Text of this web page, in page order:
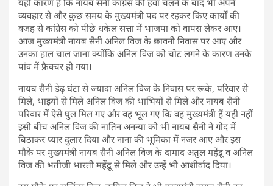
व्यवहार से और कुछ समय के मुख्यमंत्री पद पर रहकर किए कार्याें की
वजह से कांग्रेस को पीछे धकेल सत्ता में भाजपा को वापस लेकर आए।
आज मुख्यमंत्री नायब सैनी अनिल विज के छावनी निवास पर आए और
उनका हाल चाल जाना क्योंकि अनिल विज को चोट लगने के कारण उनके
पांव में फ्रैक्चर हो गया।
नायब सैनी डेढ़ घंटा से ज्यादा अनिल विज के निवास पर रूके, परिवार से
मिले, भाइयों से मिले अनिल विज की भाभियों से मिले और नायब सैनी
परिवार में ऐसे घुल मिल गए और वह भूल गए कि वह मुख्यमंत्री हैं यही नहीं
इसी बीच अनिल विज की नातिन अनन्या को भी नायब सैनी ने गोद में
बिठाकर प्यार दुलार दिया और नाना की भूमिका में नजर आए और इस
मौके पर मुख्यमंत्री नायब सैनी अनिल विज के दामाद अतुल महेंद्रू व अनिल
विज की भतीजी भारती महेंद्रू से मिले और उन्हें भी आशीर्वाद दिया।